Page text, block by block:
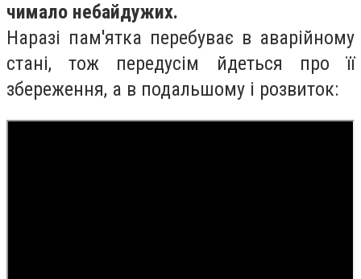
чимало небайдужих.
Наразі пам'ятка перебуває в аварійному
стані, тож передусім йдеться про її
збереження, а в подальшому і розвиток: